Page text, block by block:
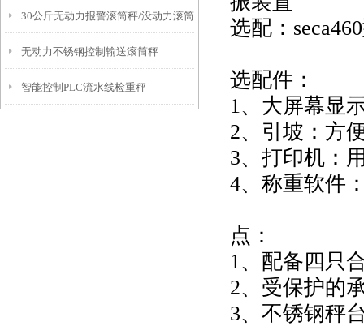
30公斤无动力报警滚筒秤/没动力滚筒
称
无动力不锈钢控制输送滚筒秤
智能控制PLC流水线检重秤
选配：
选配件：
1、大屏幕显
2、引坡：方
3、打印机：
4、称重软件
点：
1、配备四只
2、受保护的
3、不锈钢秤